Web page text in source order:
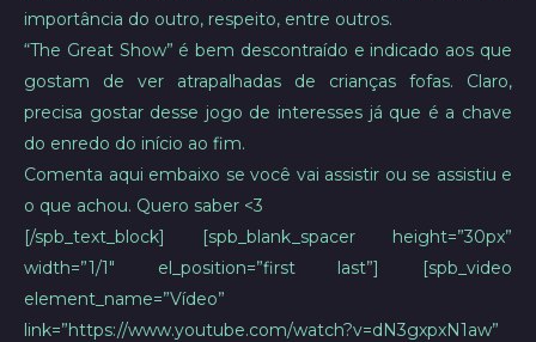
importância do outro, respeito, entre outros.
“The Great Show” é bem descontraído e indicado aos que
gostam de ver atrapalhadas de crianças fofas. Claro,
precisa gostar desse jogo de interesses já que é a chave
do enredo do início ao fim.
Comenta aqui embaixo se você vai assistir ou se assistiu e
o que achou. Quero saber <3
[/spb_text_block] [spb_blank_spacer height=”30px”
width=”1/1″ el_position=”first last”] [spb_video
element_name=”Vídeo”
link=”https://www.youtube.com/watch?v=dN3gxpxN1aw”